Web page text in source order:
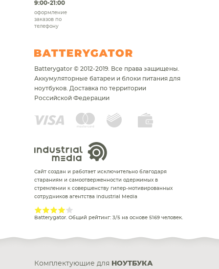
9:00-21:00
оформление
заказов по
телефону
Batterygator © 2012-2019. Все права защищены.
Аккумуляторные батареи и блоки питания для
ноутбуков. Доставка по территории
Российской Федерации
Сайт создан и работает исключительно благодаря
стараниям и самоотверженности одержимых в
стремлении к совершенству гипер-мотивированных
сотрудников агентства Industrial Media
Batterygator. Общий рейтинг: 3/5 на основе 5169 человек.
Комплектующие для НОУТБУКА